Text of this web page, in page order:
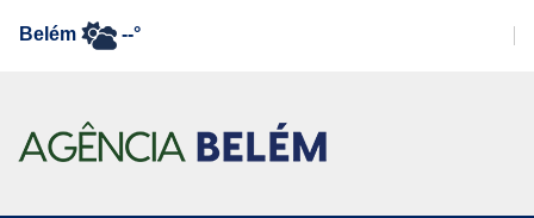
Belém --°